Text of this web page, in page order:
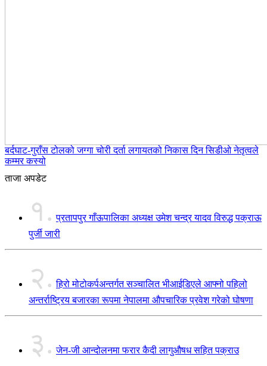
बर्दघाट-गुराँस टोलको जग्गा चोरी दर्ता लगायतको निकास दिन सिडीओ नेतृत्वले
कम्मर कस्यो
ताजा अपडेट
१. प्रतापपुर गाँऊपालिका अध्यक्ष उमेश चन्द्र यादव विरुद्ध पक्राऊ
पुर्जी जारी
२. हिरो मोटोकर्पअन्तर्गत सञ्चालित भीआईडिएले आफ्नो पहिलो
अन्तर्राष्ट्रिय बजारका रूपमा नेपालमा औपचारिक प्रवेश गरेको घोषणा
३. जेन-जी आन्दोलनमा फरार कैदी लागुऔषध सहित पक्राउ